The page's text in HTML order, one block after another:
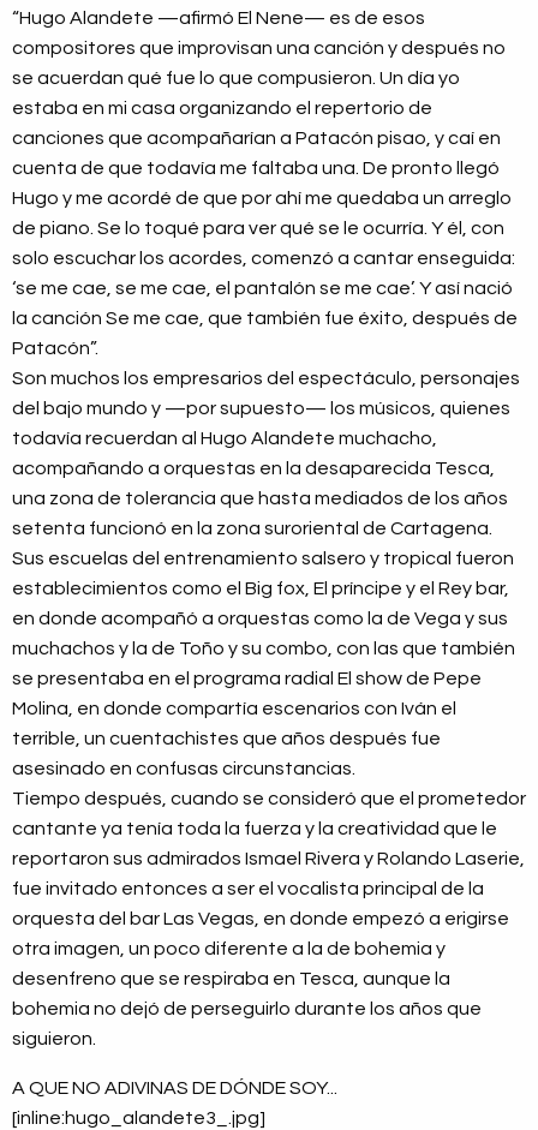
“Hugo Alandete —afirmó El Nene— es de esos
compositores que improvisan una canción y después no
se acuerdan qué fue lo que compusieron. Un día yo
estaba en mi casa organizando el repertorio de
canciones que acompañarían a Patacón pisao, y caí en
cuenta de que todavía me faltaba una. De pronto llegó
Hugo y me acordé de que por ahí me quedaba un arreglo
de piano. Se lo toqué para ver qué se le ocurría. Y él, con
solo escuchar los acordes, comenzó a cantar enseguida:
‘se me cae, se me cae, el pantalón se me cae’. Y así nació
la canción Se me cae, que también fue éxito, después de
Patacón”.
Son muchos los empresarios del espectáculo, personajes
del bajo mundo y —por supuesto— los músicos, quienes
todavía recuerdan al Hugo Alandete muchacho,
acompañando a orquestas en la desaparecida Tesca,
una zona de tolerancia que hasta mediados de los años
setenta funcionó en la zona suroriental de Cartagena.
Sus escuelas del entrenamiento salsero y tropical fueron
establecimientos como el Big fox, El príncipe y el Rey bar,
en donde acompañó a orquestas como la de Vega y sus
muchachos y la de Toño y su combo, con las que también
se presentaba en el programa radial El show de Pepe
Molina, en donde compartía escenarios con Iván el
terrible, un cuentachistes que años después fue
asesinado en confusas circunstancias.
Tiempo después, cuando se consideró que el prometedor
cantante ya tenía toda la fuerza y la creatividad que le
reportaron sus admirados Ismael Rivera y Rolando Laserie,
fue invitado entonces a ser el vocalista principal de la
orquesta del bar Las Vegas, en donde empezó a erigirse
otra imagen, un poco diferente a la de bohemia y
desenfreno que se respiraba en Tesca, aunque la
bohemia no dejó de perseguirlo durante los años que
siguieron.
A QUE NO ADIVINAS DE DÓNDE SOY...
[inline:hugo_alandete3_.jpg]